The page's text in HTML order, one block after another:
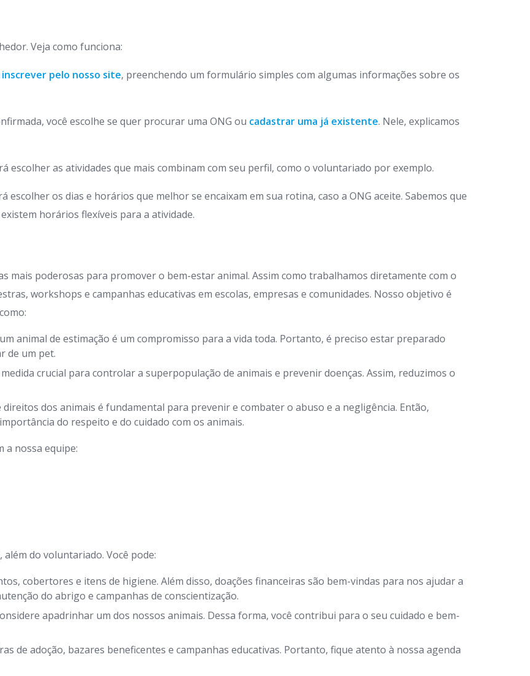
Veja como funciona:
inscrever pelo nosso site, preenchendo um formulário simples com algumas informações sobre os
você escolhe se quer procurar uma ONG ou cadastrar uma já existente. Nele, explicamos
escolher as atividades que mais combinam com seu perfil, como o voluntariado por exemplo.
escolher os dias e horários que melhor se encaixam em sua rotina, caso a ONG aceite. Sabemos que
horários flexíveis para a atividade.
mais poderosas para promover o bem-estar animal. Assim como trabalhamos diretamente com o
workshops e campanhas educativas em escolas, empresas e comunidades. Nosso objetivo é
animal de estimação é um compromisso para a vida toda. Portanto, é preciso estar preparado
de um pet.
crucial para controlar a superpopulação de animais e prevenir doenças. Assim, reduzimos o
direitos dos animais é fundamental para prevenir e combater o abuso e a negligência. Então,
do respeito e do cuidado com os animais.
a nossa equipe:
do voluntariado. Você pode:
cobertores e itens de higiene. Além disso, doações financeiras são bem-vindas para nos ajudar a
do abrigo e campanhas de conscientização.
apadrinhar um dos nossos animais. Dessa forma, você contribui para o seu cuidado e bem-
de adoção, bazares beneficentes e campanhas educativas. Portanto, fique atento à nossa agenda